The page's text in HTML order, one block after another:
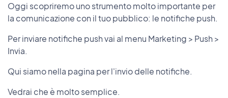
Oggi scopriremo uno strumento molto importante per
la comunicazione con il tuo pubblico: le notifiche push.
Per inviare notifiche push vai al menu Marketing > Push >
Invia.
Qui siamo nella pagina per l'invio delle notifiche.
Vedrai che è molto semplice.